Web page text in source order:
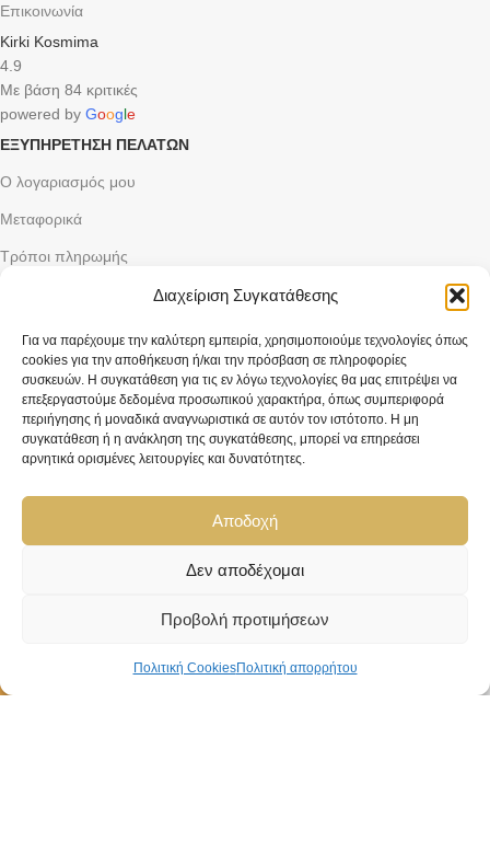
Διαχείριση Συγκατάθεσης
Για να παρέχουμε την καλύτερη εμπειρία, χρησιμοποιούμε τεχνολογίες όπως
cookies για την αποθήκευση ή/και την πρόσβαση σε πληροφορίες
συσκευών. Η συγκατάθεση για τις εν λόγω τεχνολογίες θα μας επιτρέψει να
επεξεργαστούμε δεδομένα προσωπικού χαρακτήρα, όπως συμπεριφορά
περιήγησης ή μοναδικά αναγνωριστικά σε αυτόν τον ιστότοπο. Η μη
συγκατάθεση ή η ανάκληση της συγκατάθεσης, μπορεί να επηρεάσει
αρνητικά ορισμένες λειτουργίες και δυνατότητες.
Αποδοχή
Δεν αποδέχομαι
Προβολή προτιμήσεων
Πολιτική CookiesΠολιτική απορρήτου
Επικοινωνία
Kirki Kosmima
4.9
Με βάση 84 κριτικές
powered by Google
ΕΞΥΠΗΡΈΤΗΣΗ ΠΕΛΑΤΏΝ
Ο λογαριασμός μου
Μεταφορικά
Τρόποι πληρωμής
ΝΟΜΙΚΆ ΘΈΜΑΤΑ
Όροι και προϋποθέσεις
Πολιτική Απορρήτου
ΚΑΤΗΓΟΡΙΕΣ